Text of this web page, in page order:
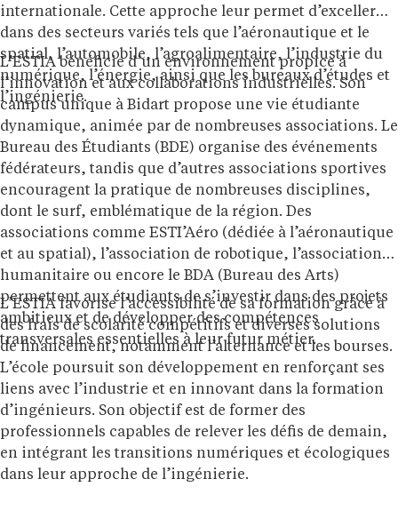
internationale. Cette approche leur permet d’exceller
dans des secteurs variés tels que l’aéronautique et le
spatial, l’automobile, l’agroalimentaire, l’industrie du
numérique, l’énergie, ainsi que les bureaux d’études et
l’ingénierie.
L’ESTIA bénéficie d’un environnement propice à
l’innovation et aux collaborations industrielles. Son
campus unique à Bidart propose une vie étudiante
dynamique, animée par de nombreuses associations. Le
Bureau des Étudiants (BDE) organise des événements
fédérateurs, tandis que d’autres associations sportives
encouragent la pratique de nombreuses disciplines,
dont le surf, emblématique de la région. Des
associations comme ESTI’Aéro (dédiée à l’aéronautique
et au spatial), l’association de robotique, l’association
humanitaire ou encore le BDA (Bureau des Arts)
permettent aux étudiants de s’investir dans des projets
ambitieux et de développer des compétences
transversales essentielles à leur futur métier.
L’ESTIA favorise l’accessibilité de sa formation grâce à
des frais de scolarité compétitifs et diverses solutions
de financement, notamment l’alternance et les bourses.
L’école poursuit son développement en renforçant ses
liens avec l’industrie et en innovant dans la formation
d’ingénieurs. Son objectif est de former des
professionnels capables de relever les défis de demain,
en intégrant les transitions numériques et écologiques
dans leur approche de l’ingénierie.